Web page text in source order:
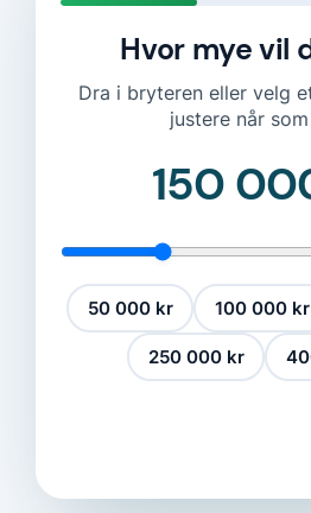
Hvor mye vil
Dra i bryteren eller velg
justere når
150
50 000 kr 100 000 kr
250 000 kr